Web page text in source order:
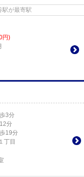
駅が最寄駅
円)
3分
分
19分
１丁目